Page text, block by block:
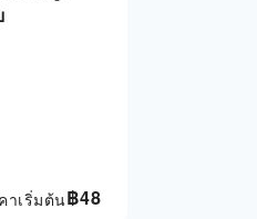
฿48
าเริ่มต้น